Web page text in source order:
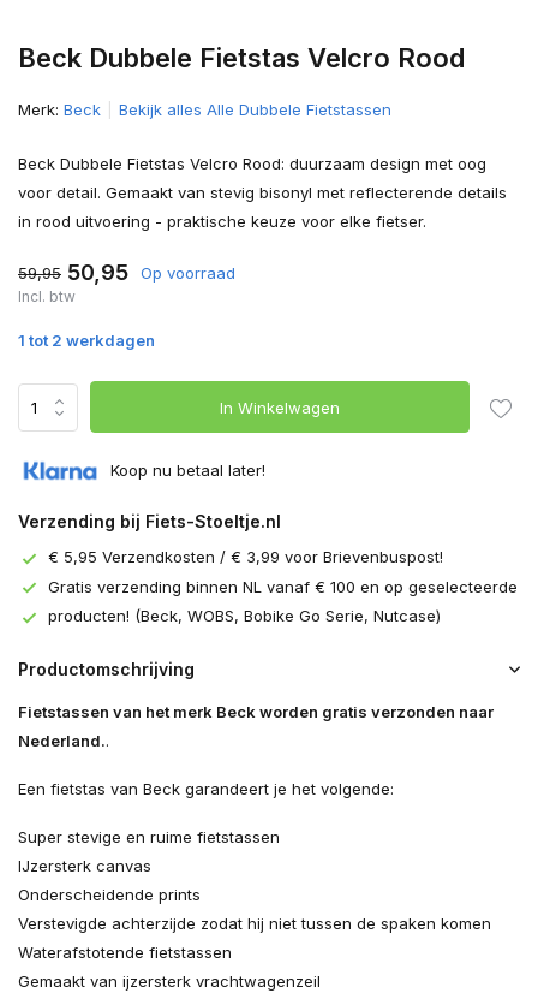
Beck Dubbele Fietstas Velcro Rood
Merk: Beck Bekijk alles Alle Dubbele Fietstassen
Beck Dubbele Fietstas Velcro Rood: duurzaam design met oog
voor detail. Gemaakt van stevig bisonyl met reflecterende details
in rood uitvoering - praktische keuze voor elke fietser.
59,95 50,95 Op voorraad
Incl. btw
1 tot 2 werkdagen
In Winkelwagen
Koop nu betaal later!
Verzending bij Fiets-Stoeltje.nl
€ 5,95 Verzendkosten / € 3,99 voor Brievenbuspost!
Gratis verzending binnen NL vanaf € 100 en op geselecteerde
producten! (Beck, WOBS, Bobike Go Serie, Nutcase)
Productomschrijving
Fietstassen van het merk Beck worden gratis verzonden naar
Nederland..
Een fietstas van Beck garandeert je het volgende:
Super stevige en ruime fietstassen
IJzersterk canvas
Onderscheidende prints
Verstevigde achterzijde zodat hij niet tussen de spaken komen
Waterafstotende fietstassen
Gemaakt van ijzersterk vrachtwagenzeil